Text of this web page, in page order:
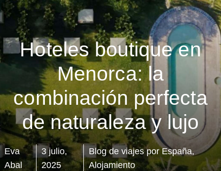
Hoteles boutique en
Menorca: la
combinación perfecta
de naturaleza y lujo
Eva
Abal
3 julio,
2025
Blog de viajes por España,
Alojamiento